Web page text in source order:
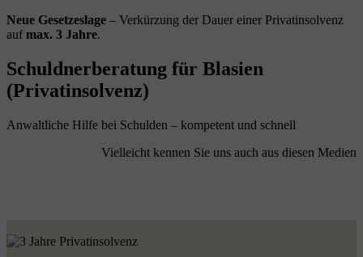
Neue Gesetzeslage – Verkürzung der Dauer einer Privatinsolvenz
aufmax. 3 Jahre.
Schuldnerberatung für Blasien
(Privatinsolvenz)
Anwaltliche Hilfe bei Schulden – kompetent und schnell
Vielleicht kennen Sie uns auch aus diesen Medien